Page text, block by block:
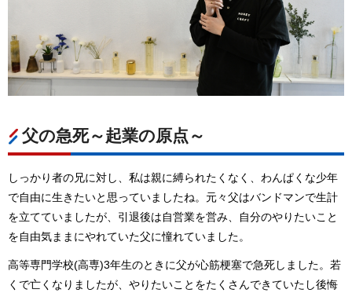
父の急死～起業の原点～
しっかり者の兄に対し、私は親に縛られたくなく、わんぱくな少年
で自由に生きたいと思っていましたね。元々父はバンドマンで生計
を立てていましたが、引退後は自営業を営み、自分のやりたいこと
を自由気ままにやれていた父に憧れていました。
高等専門学校(高専)3年生のときに父が心筋梗塞で急死しました。若
くで亡くなりましたが、やりたいことをたくさんできていたし後悔